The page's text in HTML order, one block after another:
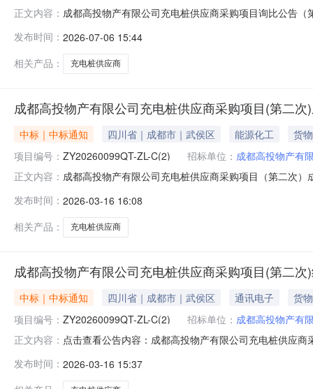
正文内容： 成都高投物产有限公司充电桩供应商采购项目询比公告
采购项目（第三次）三、资金来源：资金已落实四、公
要求。3、本项目共1个包，拟确
发布时间： 2026-07-06 15:44
相关产品：
充电桩供应商
成都高投物产有限公司充电桩供应商采购项目(第二
中标｜中标通知 四川省｜成都市｜武侯区 能源化工
货物
项目编号： ZY20260099QT-ZL-C(2) 招标单位： 成都高投物产有
正文内容： 成都高投物产有限公司充电桩供应商采购项目（第二次
束。按照公开询比文件的规定，经评审确定本项目：中
址：成都市高新
发布时间： 2026-03-16 16:08
相关产品：
充电桩供应商
成都高投物产有限公司充电桩供应商采购项目(第二次
中标｜中标通知 四川省｜成都市｜武侯区 通讯电子
货物
项目编号： ZY20260099QT-ZL-C(2) 招标单位： 成都高投物产有
正文内容： 点击查看公告内容：成都高投物产有限公司充电桩供应
发布时间： 2026-03-16 15:37